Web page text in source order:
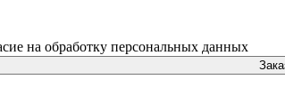
на обработку персональных данных